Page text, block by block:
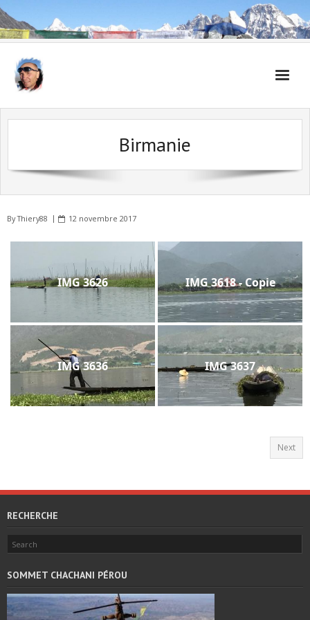
Accueil
Birmanie
ByThiery88 12 novembre 2017
IMG 3626 IMG 3618 - Copie
IMG 3636 IMG 3637
Next
RECHERCHE
SOMMET CHACHANI PÉROU